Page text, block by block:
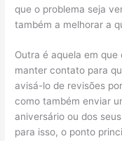
que o problema seja
também a melhorar a
Outra é aquela em
manter contato para
avisá-lo de revisões
como também enviar
aniversário ou dos
para isso, o ponto